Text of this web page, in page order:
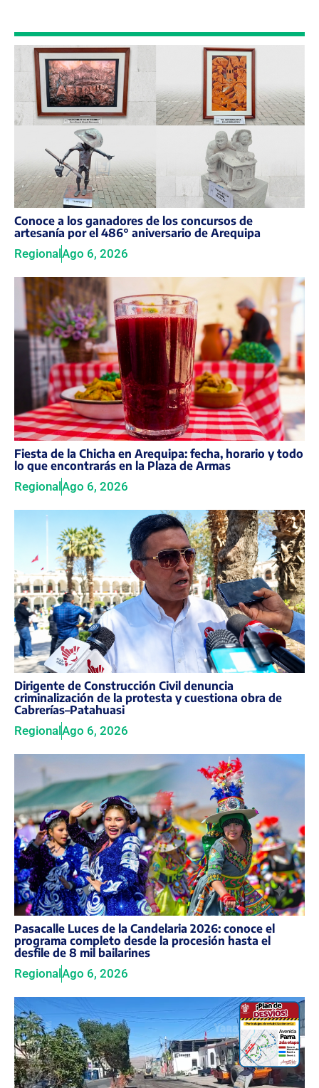
Conoce a los ganadores de los concursos de
artesanía por el 486° aniversario de Arequipa
Regional Ago 6, 2026
Fiesta de la Chicha en Arequipa: fecha, horario y todo
lo que encontrarás en la Plaza de Armas
RegionalAgo 6, 2026
Dirigente de Construcción Civil denuncia
criminalización de la protesta y cuestiona obra de
Cabrerías–Patahuasi
Regional Ago 6, 2026
Pasacalle Luces de la Candelaria 2026: conoce el
programa completo desde la procesión hasta el
desfile de 8 mil bailarines
Regional Ago 6, 2026